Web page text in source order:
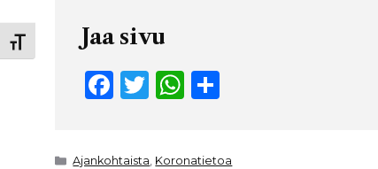
Toggle Font sizeJaa sivu
F
T
W
Kategoriat
Ajankohtaista, Koronatietoa